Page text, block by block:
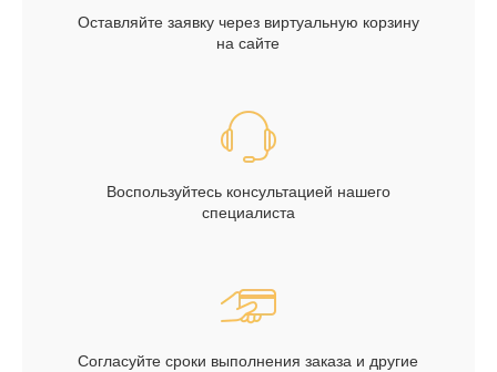
Оставляйте заявку через виртуальную корзину
на сайте
Воспользуйтесь консультацией нашего
специалиста
Согласуйте сроки выполнения заказа и другие